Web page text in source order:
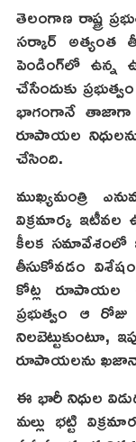
తెలంగాణ రాష్ట్ర
సర్కార్ అత్యంత
పెండింగ్‌లో ఉన్న
చేసేందుకు
భాగంగానే తాజాగా
రూపాయల
చేసింది.
ముఖ్యమంత్రి
విక్రమార్క
కీలక సమావేశంలో
తీసుకోవడం
కోట్ల రూపాయల
ప్రభుత్వం ఆ
రూపాయలను ఖజానా
ఈ భారీ నిధుల
మల్లు భట్టి